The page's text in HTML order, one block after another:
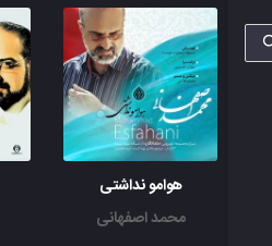
هوامو نداشتی
محمد اصفهانی